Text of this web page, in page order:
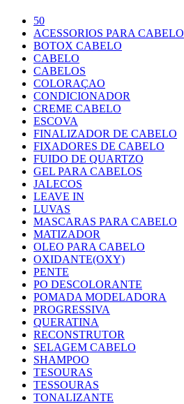
50
ACESSORIOS PARA CABELO
BOTOX CABELO
CABELO
CABELOS
COLORAÇAO
CONDICIONADOR
CREME CABELO
ESCOVA
FINALIZADOR DE CABELO
FIXADORES DE CABELO
FUIDO DE QUARTZO
GEL PARA CABELOS
JALECOS
LEAVE IN
LUVAS
MASCARAS PARA CABELO
MATIZADOR
OLEO PARA CABELO
OXIDANTE(OXY)
PENTE
PO DESCOLORANTE
POMADA MODELADORA
PROGRESSIVA
QUERATINA
RECONSTRUTOR
SELAGEM CABELO
SHAMPOO
TESOURAS
TESSOURAS
TONALIZANTE